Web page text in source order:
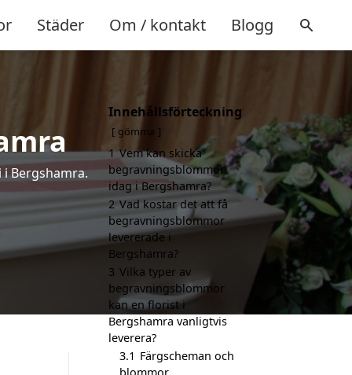
Städer Om / kontakt Blogg
Bergshamra.
Innehållsförteckning
gömma
1 Vem kan skicka
begravningsblommor
idag i Bergshamra?
2 Vad kostar det att få
begravningsblommor
levererade i
Bergshamra?
3 Vilka typer av
begravningsblommor
kan en florist i
Bergshamra vanligtvis
leverera?
3.1 Färgscheman och